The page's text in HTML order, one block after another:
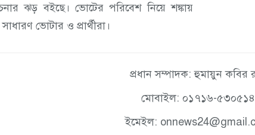
ঝড় বইছে। ভোটের পরিবেশ নিয়ে শঙ্কায়
ভোটার ও প্রার্থীরা।
প্রধান সম্পাদক: হুমায়ুন কবির
মোবাইল: ০১৭১৬-৫৩০৫১৪
ইমেইল: